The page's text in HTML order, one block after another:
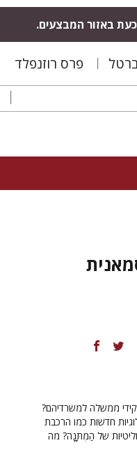
באזור המבצעים.
פרס רוזנפלד
ממשלה למשרדיהם?
חדשות כמו הרכבת
של הַמְתָּנָה? מה